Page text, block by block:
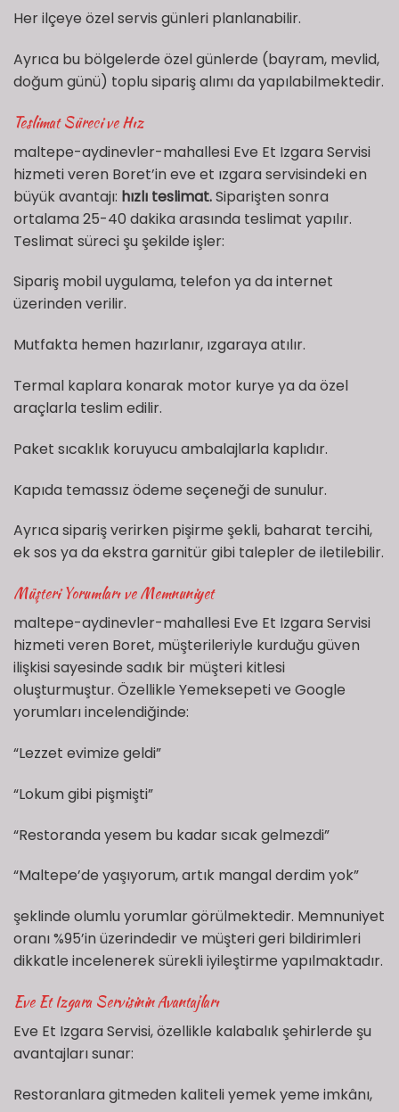
Her ilçeye özel servis günleri planlanabilir.
Ayrıca bu bölgelerde özel günlerde (bayram, mevlid,
doğum günü) toplu sipariş alımı da yapılabilmektedir.
Teslimat Süreci ve Hız
maltepe-aydinevler-mahallesi Eve Et Izgara Servisi
hizmeti veren Boret’in eve et ızgara servisindeki en
büyük avantajı: hızlı teslimat.Siparişten sonra
ortalama 25-40 dakika arasında teslimat yapılır.
Teslimat süreci şu şekilde işler:
Sipariş mobil uygulama, telefon ya da internet
üzerinden verilir.
Mutfakta hemen hazırlanır, ızgaraya atılır.
Termal kaplara konarak motor kurye ya da özel
araçlarla teslim edilir.
Paket sıcaklık koruyucu ambalajlarla kaplıdır.
Kapıda temassız ödeme seçeneği de sunulur.
Ayrıca sipariş verirken pişirme şekli, baharat tercihi,
ek sos ya da ekstra garnitür gibi talepler de iletilebilir.
Müşteri Yorumları ve Memnuniyet
maltepe-aydinevler-mahallesi Eve Et Izgara Servisi
hizmeti veren Boret, müşterileriyle kurduğu güven
ilişkisi sayesinde sadık bir müşteri kitlesi
oluşturmuştur. Özellikle Yemeksepeti ve Google
yorumları incelendiğinde:
“Lezzet evimize geldi”
“Lokum gibi pişmişti”
“Restoranda yesem bu kadar sıcak gelmezdi”
“Maltepe’de yaşıyorum, artık mangal derdim yok”
şeklinde olumlu yorumlar görülmektedir. Memnuniyet
oranı %95’in üzerindedir ve müşteri geri bildirimleri
dikkatle incelenerek sürekli iyileştirme yapılmaktadır.
Eve Et Izgara Servisinin Avantajları
Eve Et Izgara Servisi, özellikle kalabalık şehirlerde şu
avantajları sunar:
Restoranlara gitmeden kaliteli yemek yeme imkânı,